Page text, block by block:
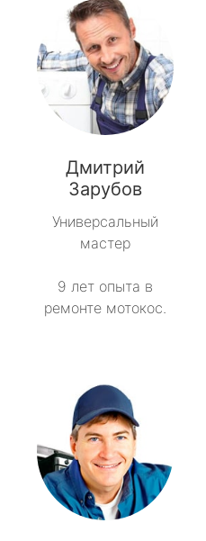
Дмитрий
Зарубов
Универсальный
мастер
9 лет опыта в
ремонте мотокос.